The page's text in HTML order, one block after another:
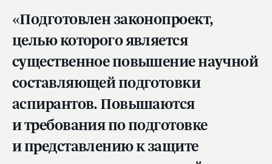
«Подготовлен законопроект,
целью которого является
существенное повышение научной
составляющей подготовки
аспирантов. Повышаются
и требования по подготовке
и представлению к защите